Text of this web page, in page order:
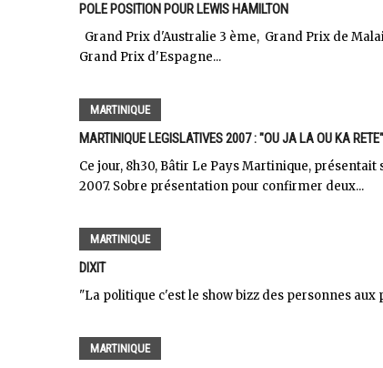
POLE POSITION POUR LEWIS HAMILTON
Grand Prix d'Australie 3 ème, Grand Prix de
Grand Prix d'Espagne...
MARTINIQUE
MARTINIQUE LEGISLATIVES 2007 : "OU JA LA OU KA RETE"
Ce jour, 8h30, Bâtir Le Pays Martinique,
2007. Sobre présentation pour confirmer deux...
MARTINIQUE
DIXIT
"La politique c'est le show bizz des personnes
MARTINIQUE